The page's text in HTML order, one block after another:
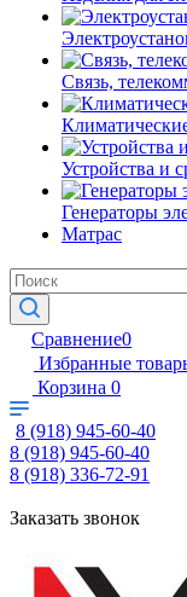
Связь,
Устройства и
Генераторы
Матрас
Сравнение0
Избранные
Корзина 0
8 (918) 945-60-40
8 (918) 945-60-40
8 (918) 336-72-91
Заказать звонок